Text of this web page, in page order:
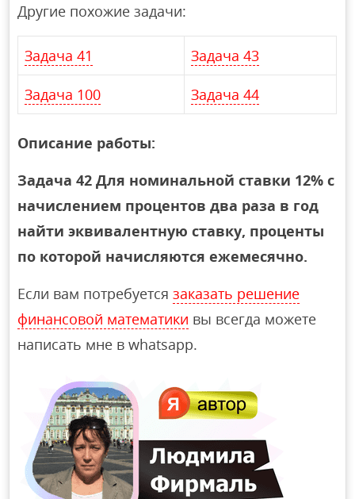
Другие похожие задачи:
Задача 41 Задача 43
Задача 100 Задача 44
Описание работы:
Задача 42 Для номинальной ставки 12% с
начислением процентов два раза в год
найти эквивалентную ставку, проценты
по которой начисляются ежемесячно.
Если вам потребуетсязаказать решение
финансовой математики вы всегда можете
написать мне в whatsapp.